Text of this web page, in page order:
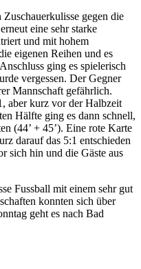
gegen die
eine sehr starke
und mit hohem
eigenen Reihen und es
ging es spielerisch
vergessen. Der Gegner
Mannschaft gefährlich.
aber kurz vor der Halbzeit
Hälfte ging es dann schnell,
(44’ + 45’). Eine rote Karte
darauf das 5:1 entschieden
sich hin und die Gäste aus
Fussball mit einem sehr gut
konnten sich über
geht es nach Bad